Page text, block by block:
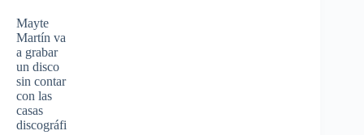
Mayte
Martín va
a grabar
un disco
sin contar
con las
casas
discográfi